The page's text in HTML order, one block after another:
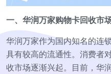
一、华润万家购物卡回收市
华润万家作为国内知名的连
具有较高的流通性。消费者
收市场逐渐兴起。目前，华